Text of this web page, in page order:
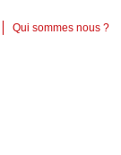
Qui sommes nous ?